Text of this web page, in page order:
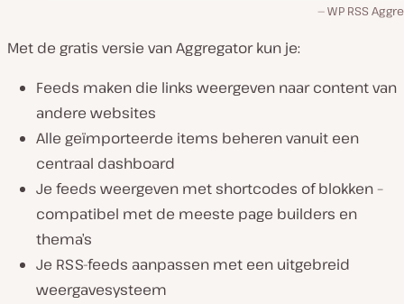
WP RSS
Met de gratis versie van Aggregator kun je:
Feeds maken die links weergeven naar content van
andere websites
Alle geïmporteerde items beheren vanuit een
centraal dashboard
Je feeds weergeven met shortcodes of blokken –
compatibel met de meeste page builders en
thema’s
Je RSS-feeds aanpassen met een uitgebreid
weergavesysteem